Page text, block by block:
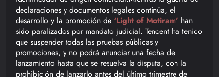
declaraciones y documentos legales continúa, el
desarrollo y la promoción de ‘Light of Motiram’ han
sido paralizados por mandato judicial. Tencent ha tenido
que suspender todas las pruebas públicas y
promociones, y no podrá anunciar una fecha de
lanzamiento hasta que se resuelva la disputa, con la
prohibición de lanzarlo antes del último trimestre de